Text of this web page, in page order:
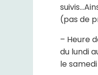
(pas de
– Heure
du lundi
le